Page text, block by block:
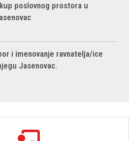
poslovnog prostora u
i imenovanje ravnatelja/ice
Jasenovac.